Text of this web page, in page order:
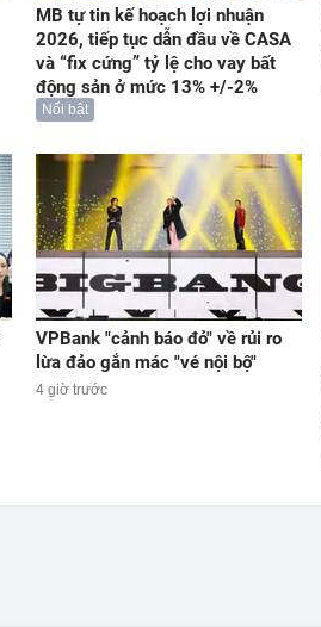
MB tự tin kế hoạch lợi nhuận
2026, tiếp tục dẫn đầu về CASA
và “fix cứng” tỷ lệ cho vay bất
động sản ở mức 13% +/-2%
Nổi bật
VPBank "cảnh báo đỏ" về rủi ro
lừa đảo gắn mác "vé nội bộ"
4 giờ trước